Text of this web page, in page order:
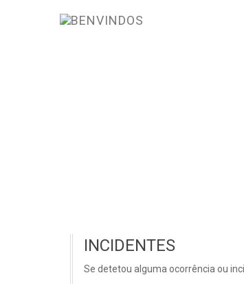
INCIDENTES
Se detetou alguma ocorrência ou